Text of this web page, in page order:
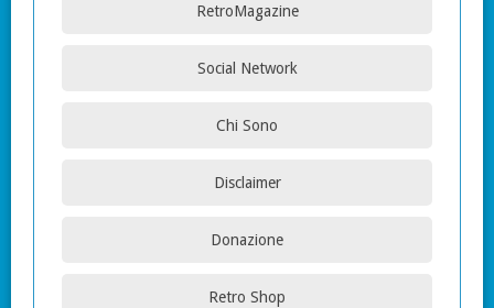
RetroMagazine
Social Network
Chi Sono
Disclaimer
Donazione
Retro Shop